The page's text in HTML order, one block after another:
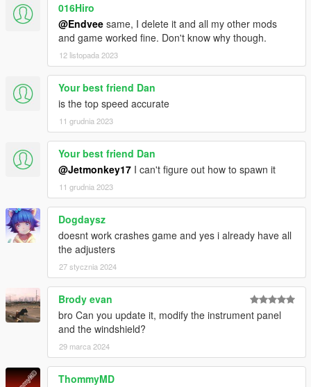
016Hiro
@Endvee same, I delete it and all my other mods
and game worked fine. Don't know why though.
12 listopada 2023
Your best friend Dan
is the top speed accurate
11 grudnia 2023
Your best friend Dan
@Jetmonkey17 I can't figure out how to spawn it
11 grudnia 2023
Dogdaysz
doesnt work crashes game and yes i already have all
the adjusters
27 stycznia 2024
Brody evan
bro Can you update it, modify the instrument panel
and the windshield?
29 marca 2024
ThommyMD